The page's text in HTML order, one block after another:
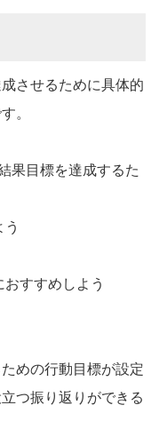
させるために具体的
。
果目標を達成するた
すすめしよう
めの行動目標が設定
つ振り返りができる